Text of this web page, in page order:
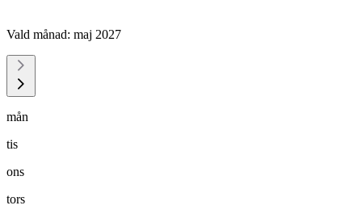
Vald månad: maj 2027
mån
tis
ons
tors